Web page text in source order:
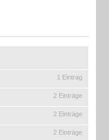
1 Eintrag
2 Einträge
2 Einträge
2 Einträge